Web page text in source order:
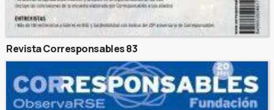
Revista Corresponsables 83